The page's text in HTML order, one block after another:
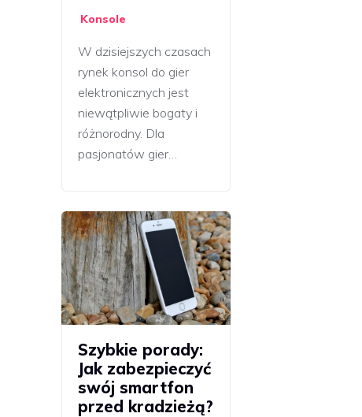
Konsole
W dzisiejszych czasach
rynek konsol do gier
elektronicznych jest
niewątpliwie bogaty i
różnorodny. Dla
pasjonatów gier…
Szybkie porady:
Jak zabezpieczyć
swój smartfon
przed kradzieżą?